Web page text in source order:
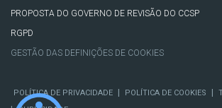
PROPOSTA DO GOVERNO DE REVISÃO DO CCSP
RGPD
GESTÃO DAS DEFINIÇÕES DE COOKIES
POLÍTICA DE PRIVACIDADE POLÍTICA DE COOKIES